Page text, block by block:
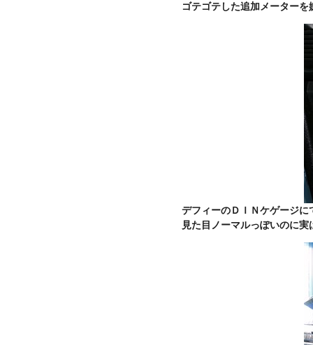
ゴテゴテした追加メーター
デフィーのＤＩＮケゲージ
見た目ノーマルっぽいのに